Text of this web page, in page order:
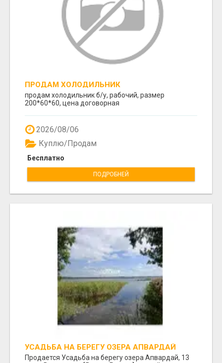
ПРОДАМ ХОЛОДИЛЬНИК
продам холодильник б/у, рабочий, размер
200*60*60, цена договорная
2026/08/06
Бесплатно
Куплю/Продам
ПОДРОБНЕЙ
УСАДЬБА НА БЕРЕГУ ОЗЕРА АПВАРДАЙ
Продается Усадьба на берегу озера Апвардай, 13